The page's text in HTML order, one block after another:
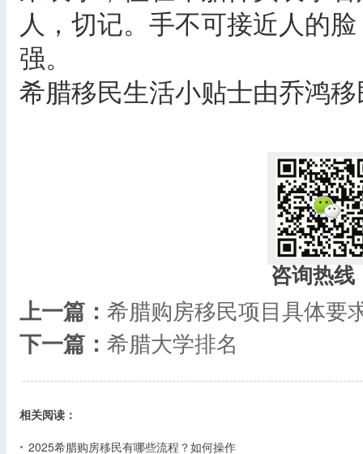
人，切记。手不可接近人的
强。
希腊移民生活小贴士由乔鸿
咨询热线
上一篇： 希腊购房移民项目具体要
下一篇： 希腊大学排名
相关阅读：
2025希腊购房移民有哪些流程？如何操作